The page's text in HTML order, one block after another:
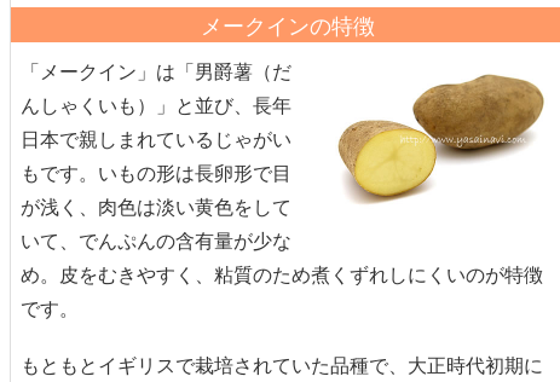
メークインの特徴
「メークイン」は「男爵薯（だ
んしゃくいも）」と並び、長年
日本で親しまれているじゃがい
もです。いもの形は長卵形で目
が浅く、肉色は淡い黄色をして
いて、でんぷんの含有量が少な
め。皮をむきやすく、粘質のため煮くずれしにくいのが特徴
です。
もともとイギリスで栽培されていた品種で、大正時代初期に